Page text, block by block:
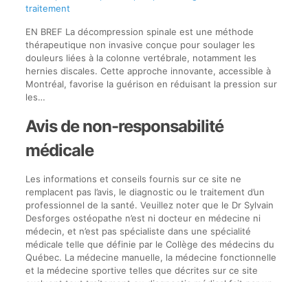
traitement
EN BREF La décompression spinale est une méthode
thérapeutique non invasive conçue pour soulager les
douleurs liées à la colonne vertébrale, notamment les
hernies discales. Cette approche innovante, accessible à
Montréal, favorise la guérison en réduisant la pression sur
les…
Avis de non-responsabilité
médicale
Les informations et conseils fournis sur ce site ne
remplacent pas l’avis, le diagnostic ou le traitement d’un
professionnel de la santé. Veuillez noter que le Dr Sylvain
Desforges ostéopathe n’est ni docteur en médecine ni
médecin, et n’est pas spécialiste dans une spécialité
médicale telle que définie par le Collège des médecins du
Québec. La médecine manuelle, la médecine fonctionnelle
et la médecine sportive telles que décrites sur ce site